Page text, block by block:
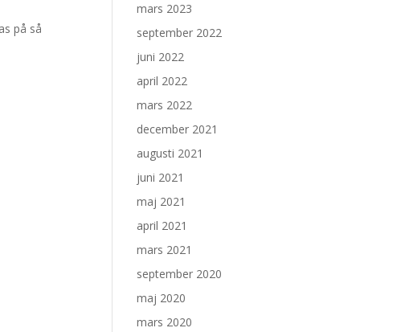
på så
mars 2023
september 2022
juni 2022
april 2022
mars 2022
december 2021
augusti 2021
juni 2021
maj 2021
april 2021
mars 2021
september 2020
maj 2020
mars 2020